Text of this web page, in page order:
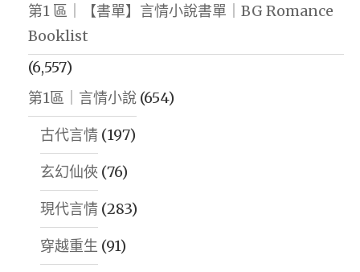
第1 區｜【書單】言情小說書單｜BG Romance
Booklist
(6,557)
第1區｜言情小說 (654)
古代言情 (197)
玄幻仙俠 (76)
現代言情 (283)
穿越重生 (91)